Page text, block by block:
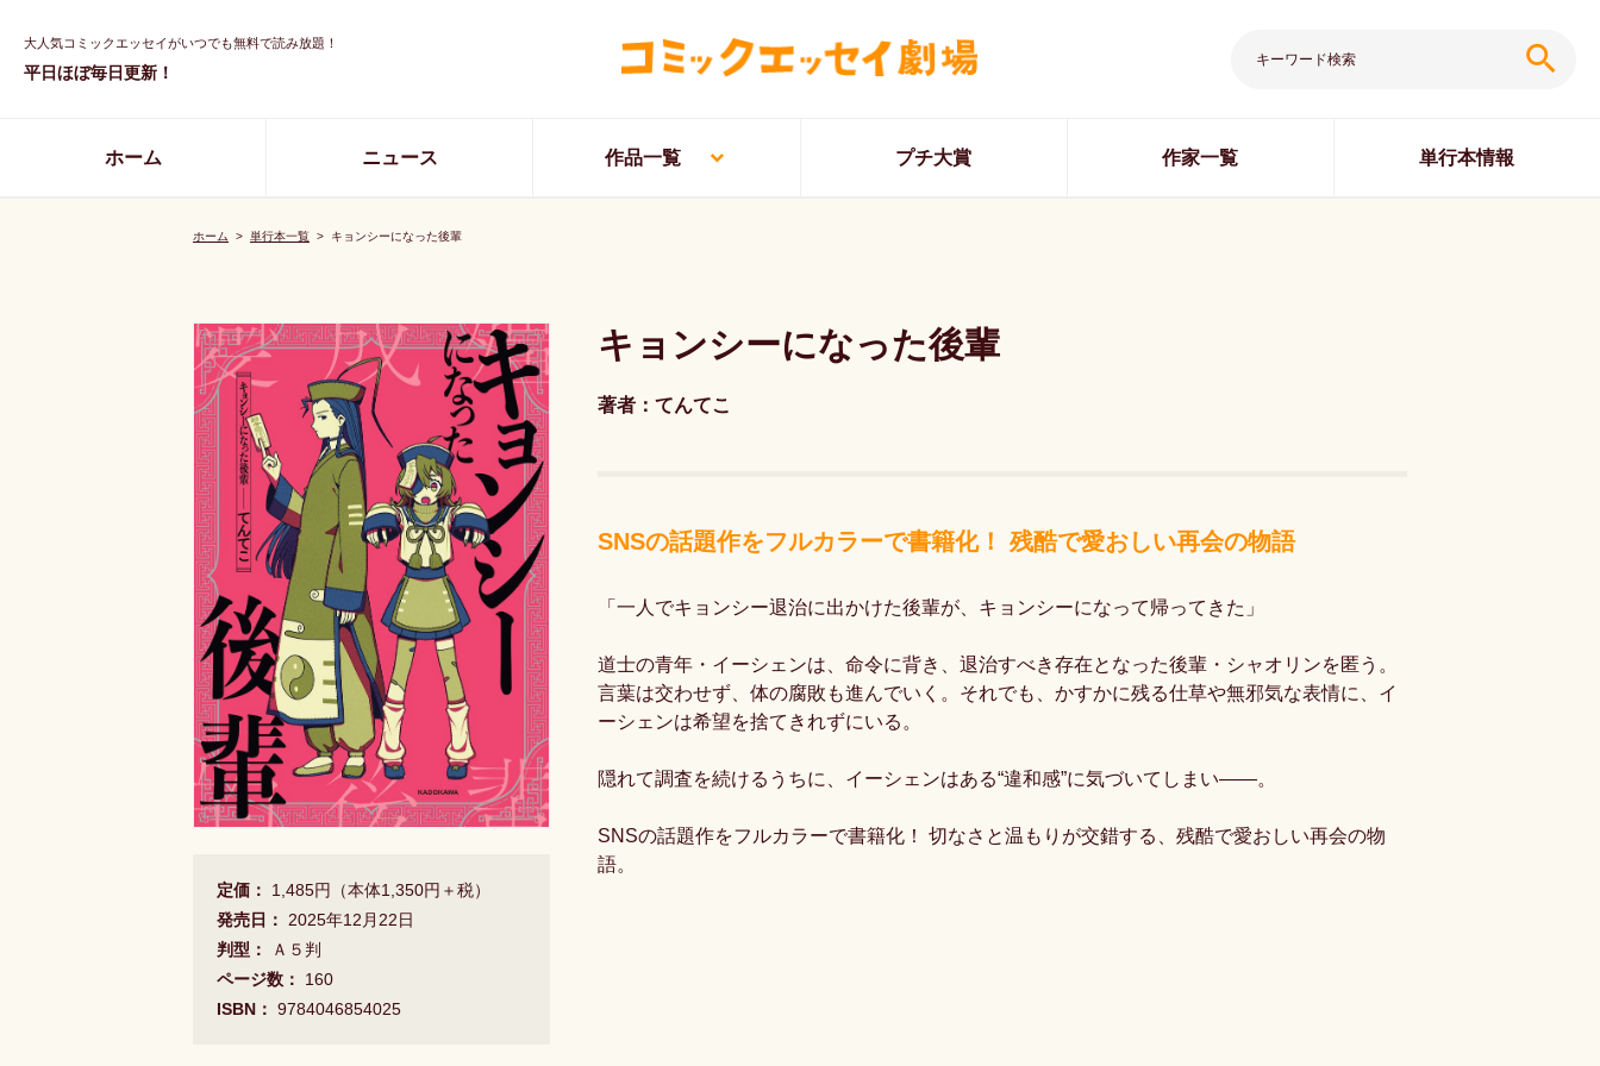
大人気コミックエッセイがいつでも無料で読み放題！
平日ほぼ毎日更新！ search
ホーム ニュース 作品一覧 プチ大賞 作家一覧 単行本情報
ホーム > 単行本一覧 > キョンシーになった後輩
キョンシーになった後輩
著者：てんてこ
定価：
1,485円（本体1,350円＋税）
発売日：
2025年12月22日
判型：
Ａ５判
ページ数：
160
ISBN： 9784046854025
SNSの話題作をフルカラーで書籍化！ 残酷で愛おしい再会の物語
「一人でキョンシー退治に出かけた後輩が、キョンシーになって帰ってきた」
道士の青年・イーシェンは、命令に背き、退治すべき存在となった後輩・シャオリンを匿う。
言葉は交わせず、体の腐敗も進んでいく。それでも、かすかに残る仕草や無邪気な表情に、イ
ーシェンは希望を捨てきれずにいる。
隠れて調査を続けるうちに、イーシェンはある“違和感”に気づいてしまい――。
SNSの話題作をフルカラーで書籍化！ 切なさと温もりが交錯する、残酷で愛おしい再会の物
語。